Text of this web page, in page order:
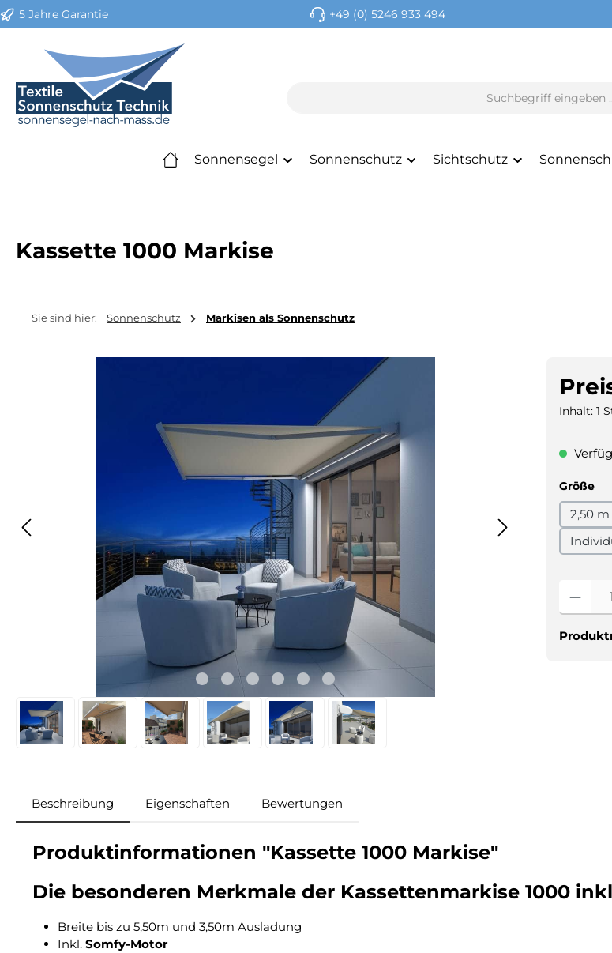
Hauptinhalt springen
Zur Suche springen
Zur Hauptnavigation springen
5 Jahre Garantie +49 (0) 5246 933 494
Sonnensegel Sonnenschutz Sichtschutz
Kassette 1000 Markise
Sie sind hier: Sonnenschutz Markisen als Sonnenschutz
Inhalt: 1
Größe
2,50 m
Beschreibung Eigenschaften Bewertungen
Produktinformationen "Kassette 1000 Markise"
Die besonderen Merkmale der Kassettenmarkise 1000
Breite bis zu 5,50m und 3,50m Ausladung
Inkl. Somfy-Motor